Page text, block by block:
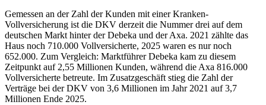
Gemessen an der Zahl der Kunden mit einer Kranken-
Vollversicherung ist die DKV derzeit die Nummer drei auf dem
deutschen Markt hinter der Debeka und der Axa. 2021 zählte das
Haus noch 710.000 Vollversicherte, 2025 waren es nur noch
652.000. Zum Vergleich: Marktführer Debeka kam zu diesem
Zeitpunkt auf 2,55 Millionen Kunden, während die Axa 816.000
Vollversicherte betreute. Im Zusatzgeschäft stieg die Zahl der
Verträge bei der DKV von 3,6 Millionen im Jahr 2021 auf 3,7
Millionen Ende 2025.